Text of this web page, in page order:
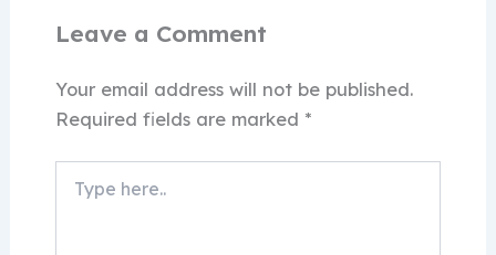
Leave a Comment
Your email address will not be published.
Required fields are marked *
here..